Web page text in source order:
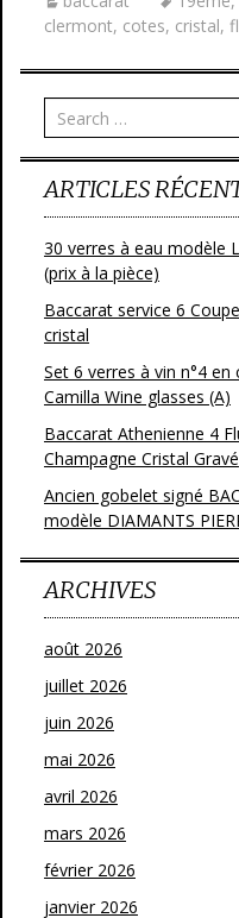
b
o
o
k
er l
clermont, cotes, cristal,
ARTICLES
30 verres à eau modèle
(prix à la pièce)
Baccarat service 6
cristal
Set 6 verres à vin n°4
Camilla Wine glasses (A)
Baccarat Athenienne 4
Champagne Cristal Gravé
Ancien gobelet signé
modèle DIAMANTS
ARCHIVES
août 2026
juillet 2026
juin 2026
mai 2026
avril 2026
mars 2026
février 2026
janvier 2026